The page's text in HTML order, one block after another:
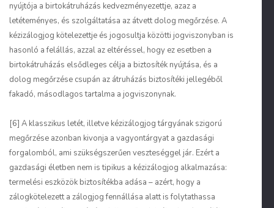
nyújtója a birtokátruházás kedvezményezettje, azaz a
letéteményes, és szolgáltatása az átvett dolog megőrzése. A
kézizálogjog kötelezettje és jogosultja közötti jogviszonyban is
hasonló a felállás, azzal az eltéréssel, hogy ez esetben a
birtokátruházás elsődleges célja a biztosíték nyújtása, és a
dolog megőrzése csupán az átruházás biztosítéki jellegéből
fakadó, másodlagos tartalma a jogviszonynak.
[6] A klasszikus letét, illetve kézizálogjog tárgyának szigorú
megőrzése azonban kivonja a vagyontárgyat a gazdasági
forgalomból, ami szükségszerűen veszteséggel jár. Ezért a
gazdasági életben nem is tipikus a kézizálogjog alkalmazása:
termelési eszközök biztosítékba adása – azért, hogy a
zálogkötelezett a zálogjog fennállása alatt is folytathassa